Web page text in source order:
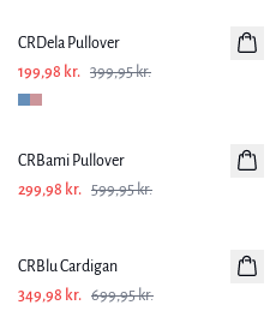
CRDela Pullover
199,98 kr. 399,95 kr.
-50%
CRBami Pullover
299,98 kr. 599,95 kr.
CRBlu Cardigan
349,98 kr. 699,95 kr.